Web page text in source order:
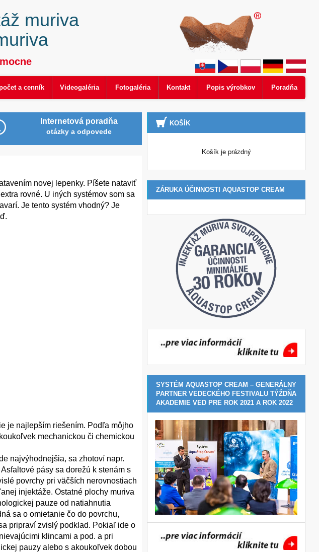
a cenník Videogaléria Fotogaléria Kontakt Popis výrobkov Poradňa
muriva
Internetová poradňa
otázky a odpovede
novej lepenky. Píšete nataviť
rovné. U iných systémov som sa
Je tento systém vhodný? Je
je najlepším riešením. Podľa môjho
mechanickou či chemickou
najvýhodnejšia, sa zhotoví napr.
pásy sa dorežú k stenám s
povrchy pri väčších nerovnostiach
injektáže. Ostatné plochy muriva
pauze od natiahnutia
sa o omietanie čo do povrchu,
pripraví zvislý podklad. Pokiaľ ide o
klincami a pod. a pri
pauzy alebo s akoukoľvek dobou
KOŠÍK
Košík je prázdný
ZÁRUKA ÚČINNOSTI AQUASTOP CREAM
SYSTÉM AQUASTOP CREAM – GENERÁLNY
PARTNER VEDECKÉHO FESTIVALU TÝŽDŇA
AKADEMIE VED PRE ROK 2021 A ROK 2022